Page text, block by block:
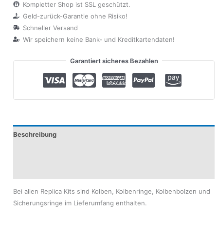
Kompletter Shop ist SSL geschützt.
Geld-zurück-Garantie ohne Risiko!
Schneller Versand
Wir speichern keine Bank- und Kreditkartendaten!
Garantiert sicheres Bezahlen
Beschreibung
Bei allen Replica Kits sind Kolben, Kolbenringe, Kolbenbolzen und
Sicherungsringe im Lieferumfang enthalten.